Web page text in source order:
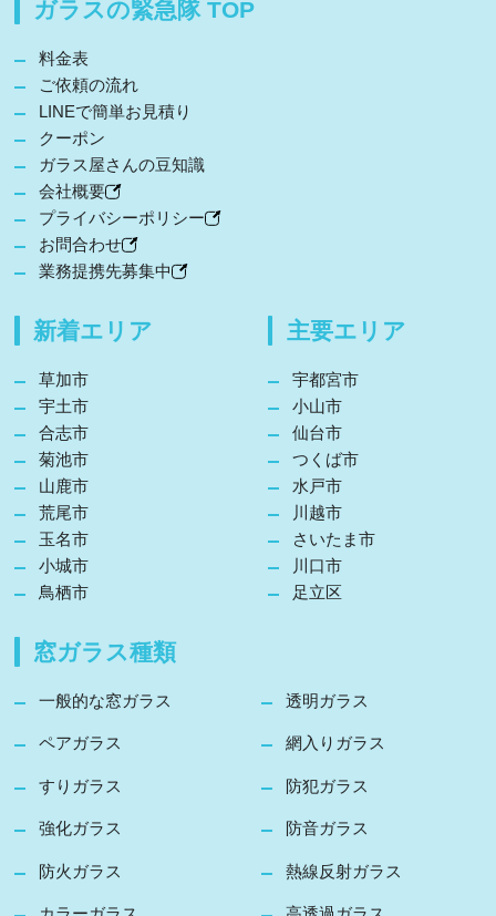
ガラスの緊急隊 TOP
料金表
ご依頼の流れ
LINEで簡単お見積り
クーポン
ガラス屋さんの豆知識
会社概要
プライバシーポリシー
お問合わせ
業務提携先募集中
新着エリア
草加市
宇土市
合志市
菊池市
山鹿市
荒尾市
玉名市
小城市
鳥栖市
主要エリア
宇都宮市
小山市
仙台市
つくば市
水戸市
川越市
さいたま市
川口市
足立区
窓ガラス種類
一般的な窓ガラス 透明ガラス
ペアガラス 網入りガラス
すりガラス 防犯ガラス
強化ガラス 防音ガラス
防火ガラス 熱線反射ガラス